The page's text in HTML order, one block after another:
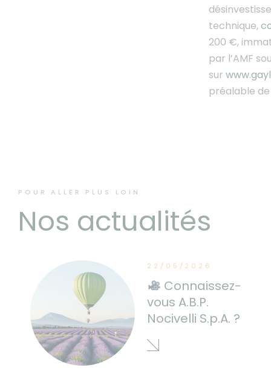
technique,
200 €,
par l’AMF
sur
préalable de
POUR ALLER PLUS LOIN
Nos actualités
22/05/2026
Connaissez-
vous A.B.P.
Nocivelli S.p.A. ?